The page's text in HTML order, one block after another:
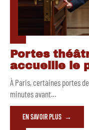
Portes
accueille le
À Paris, certaines portes
minutes avant…
EN SAVOIR PLUS